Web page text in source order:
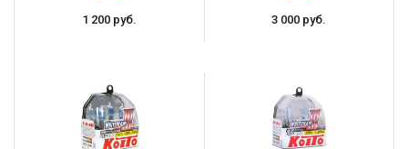
1 200 руб. 3 000 руб.